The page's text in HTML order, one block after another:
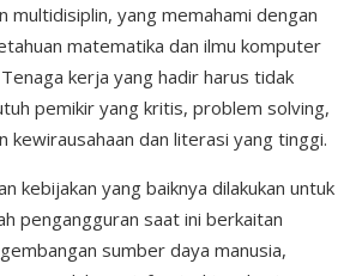
multidisiplin, yang memahami dengan
matematika dan ilmu komputer
kerja yang hadir harus tidak
pemikir yang kritis, problem solving,
kewirausahaan dan literasi yang tinggi.
kebijakan yang baiknya dilakukan untuk
pengangguran saat ini berkaitan
sumber daya manusia,